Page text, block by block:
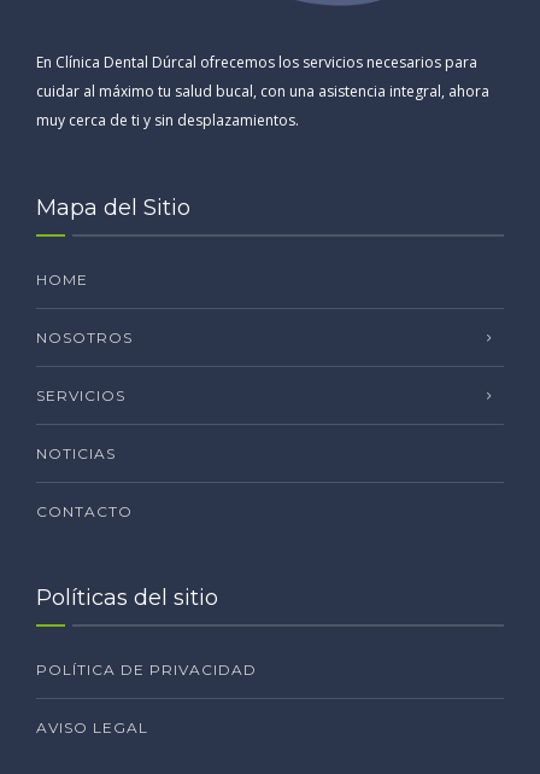
En Clínica Dental Dúrcal ofrecemos los servicios necesarios para
cuidar al máximo tu salud bucal, con una asistencia integral, ahora
muy cerca de ti y sin desplazamientos.
Mapa del Sitio
HOME
NOSOTROS
SERVICIOS
NOTICIAS
CONTACTO
Políticas del sitio
POLÍTICA DE PRIVACIDAD
AVISO LEGAL